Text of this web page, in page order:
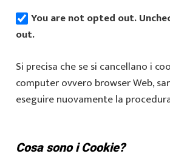
You are not opted out.
out.
Si precisa che se si cancellano i
computer ovvero browser Web,
eseguire nuovamente la
Cosa sono i Cookie?